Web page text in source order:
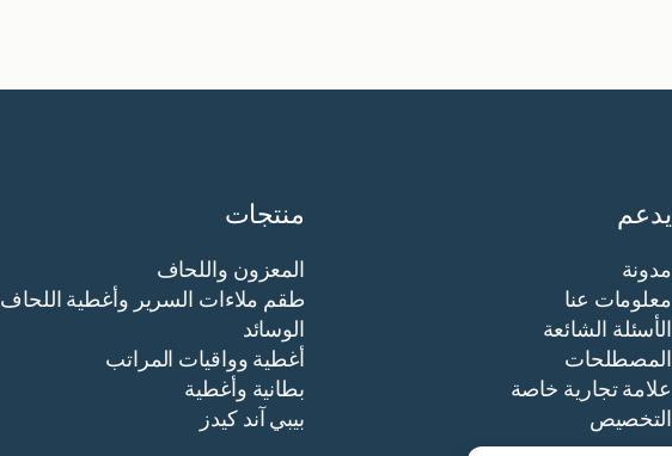
يدعم
مدونة
معلومات عنا
الأسئلة الشائعة
المصطلحات
علامة تجارية خاصة
التخصيص
منتجات
المعزون واللحاف
طقم ملاءات السرير وأغطية اللحاف
الوسائد
أغطية وواقيات المراتب
بطانية وأغطية
بيبي آند كيدز